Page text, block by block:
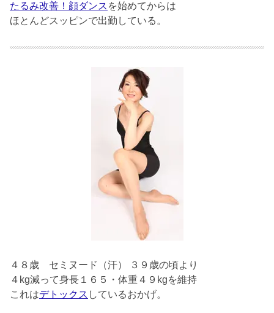
たるみ改善！顔ダンス を始めてからは
ほとんどスッピンで出勤している。
４８歳 セミヌード（汗） ３９歳の頃より
４kg減って身長１６５・体重４９kgを維持
これはデトックス しているおかげ。